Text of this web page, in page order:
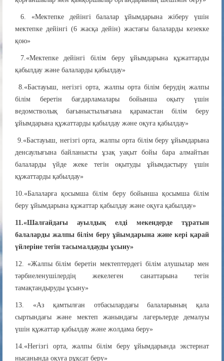
6. «Мектепке дейінгі балалар ұйымдарына жіберу үшін
мектепке дейінгі (6 жасқа дейін) жастағы балаларды кезекке
қою»
7.«Мектепке дейінгі білім беру ұйымдарына құжаттарды
қабылдау және балаларды қабылдау»
8.«Бастауыш, негізгі орта, жалпы орта білім берудің жалпы
білім беретін бағдарламалары бойынша оқыту үшін
ведомстволық бағыныстылығына қарамастан білім беру
ұйымдарына құжаттарды қабылдау және оқуға қабылдау»
9.«Бастауыш, негізгі орта, жалпы орта білім беру ұйымдарына
денсаулығына байланысты ұзақ уақыт бойы бара алмайтын
балаларды үйде жеке тегін оқытуды ұйымдастыру үшін
құжаттарды қабылдау»
10.«Балаларға қосымша білім беру бойынша қосымша білім
беру ұйымдарына құжаттар қабылдау және оқуға қабылдау»
11.«Шалғайдағы ауылдық елді мекендерде тұратын
балаларды жалпы білім беру ұйымдарына және кері қарай
үйлеріне тегін тасымалдауды ұсыну»
12. «Жалпы білім беретін мектептердегі білім алушылар мен
тәрбиеленушілердің жекелеген санаттарына тегін
тамақтандыруды ұсыну»
13. «Аз қамтылған отбасылардағы балаларының қала
сыртындағы және мектеп жанындағы лагерьлерде демалуы
үшін құжаттар қабылдау және жолдама беру»
14.«Негізгі орта, жалпы білім беру ұйымдарында экстернат
нысанында оқуға рұқсат беру»